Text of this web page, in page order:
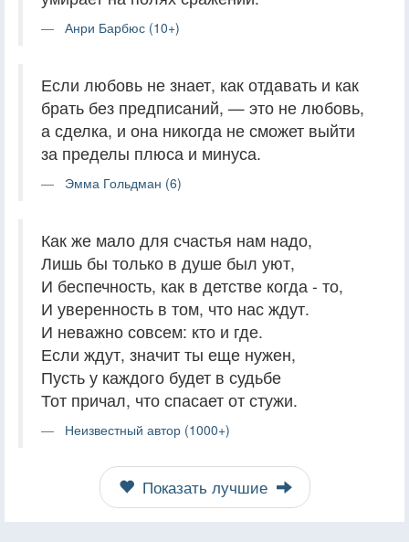
Анри Барбюс (10+)
Если любовь не знает, как отдавать и как
брать без предписаний, — это не любовь,
а сделка, и она никогда не сможет выйти
за пределы плюса и минуса.
Эмма Гольдман (6)
Как же мало для счастья нам надо,
Лишь бы только в душе был уют,
И беспечность, как в детстве когда - то,
И уверенность в том, что нас ждут.
И неважно совсем: кто и где.
Если ждут, значит ты еще нужен,
Пусть у каждого будет в судьбе
Тот причал, что спасает от стужи.
Неизвестный автор (1000+)
Показать лучшие